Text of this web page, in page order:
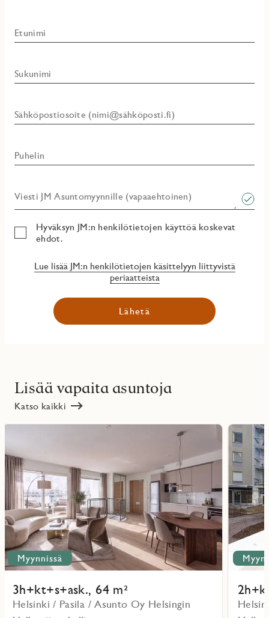
Etunimi
Sukunimi
Sähköpostiosoite (nimi@sähköposti.fi)
Puhelin
Viesti JM Asuntomyynnille (vapaaehtoinen)​
Hyväksyn JM:n henkilötietojen käyttöä koskevat
ehdot.
Lue lisää JM:n henkilötietojen käsittelyyn liittyvistä
periaatteista
Lähetä
Lisää vapaita asuntoja
Katso kaikki
Myynnissä
3h+kt+s+ask., 64 m²
Helsinki / Pasila / Asunto Oy Helsingin
kohteesta
Lue
lisää
kohteesta